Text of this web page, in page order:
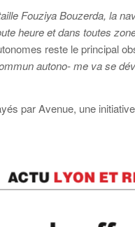
Fouziya Bouzerda, la
heure et dans toutes
reste le principal
autono- me va se
par Avenue, une